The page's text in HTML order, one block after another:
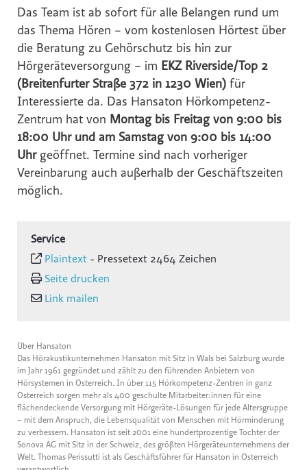
Das Team ist ab sofort für alle Belangen rund um
das Thema Hören – vom kostenlosen Hörtest über
die Beratung zu Gehörschutz bis hin zur
Hörgeräteversorgung – im EKZ Riverside/Top 2
(Breitenfurter Straße 372 in 1230 Wien) für
Interessierte da. Das Hansaton Hörkompetenz-
Zentrum hat von Montag bis Freitag von 9:00 bis
18:00 Uhr und am Samstag von 9:00 bis 14:00
Uhrgeöffnet. Termine sind nach vorheriger
Vereinbarung auch außerhalb der Geschäftszeiten
möglich.
Service
Plaintext - Pressetext 2464 Zeichen
Seite drucken
Link mailen
Über Hansaton
Das Hörakustikunternehmen Hansaton mit Sitz in Wals bei Salzburg wurde
im Jahr 1961 gegründet und zählt zu den führenden Anbietern von
Hörsystemen in Österreich. In über 115 Hörkompetenz-Zentren in ganz
Österreich sorgen mehr als 400 geschulte Mitarbeiter:innen für eine
flächendeckende Versorgung mit Hörgeräte-Lösungen für jede Altersgruppe
– mit dem Anspruch, die Lebensqualität von Menschen mit Hörminderung
zu verbessern. Hansaton ist seit 2001 eine hundertprozentige Tochter der
Sonova AG mit Sitz in der Schweiz, des größten Hörgeräteunternehmens der
Welt. Thomas Perissutti ist als Geschäftsführer für Hansaton in Österreich